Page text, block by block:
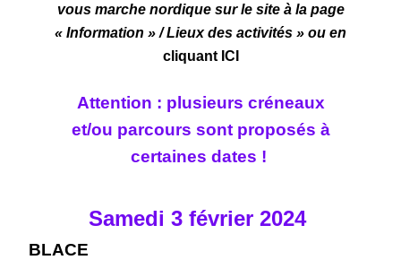
vous marche nordique sur le site à la page
« Information » / Lieux des activités » ou en
cliquant ICI
Attention : plusieurs créneaux
et/ou parcours sont proposés à
certaines dates !
Samedi 3 février 2024
BLACE